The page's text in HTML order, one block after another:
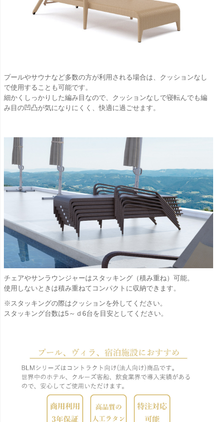
プールやサウナなど多数の方が利用される場合は、クッションなし
で使用することも可能です。
細かくしっかりした編み目なので、クッションなしで寝転んでも編
み目の凹凸が気になりにくく、快適に過ごせます。
チェアやサンラウンジャーはスタッキング（積み重ね）可能。
使用しないときは積み重ねてコンパクトに収納できます。
※スタッキングの際はクッションを外してください。
スタッキング台数は5～ｄ6台を目安としてください。